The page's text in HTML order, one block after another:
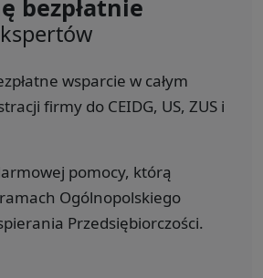
bezpłatnie
wsparcie w całym
firmy do CEIDG, US, ZUS i
pomocy, którą
Ogólnopolskiego
Przedsiębiorczości.